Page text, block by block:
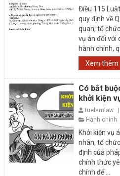
Điều 115
quy định về
quan, tổ
vụ án đối với
hành chính,
Xem thêm
Có bắt
khởi kiện
tuelamlaw |
Hành chính
Khởi kiện vụ
nhân, tổ
định của
chính thức
chính để ...